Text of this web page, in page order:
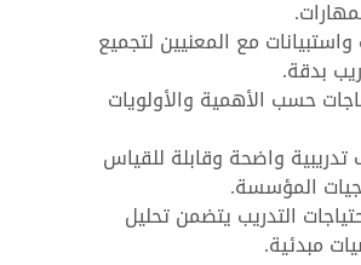
واستبيانات مع المعنيين لتجميع
بدقة.
حسب الأهمية والأولويات
واضحة وقابلة للقياس
المؤسسة.
التدريب يتضمن تحليل
مبدئية.